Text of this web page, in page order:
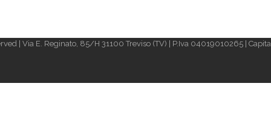
| Via E. Reginato, 85/H 31100 Treviso (TV) | P.Iva 04019010265 |